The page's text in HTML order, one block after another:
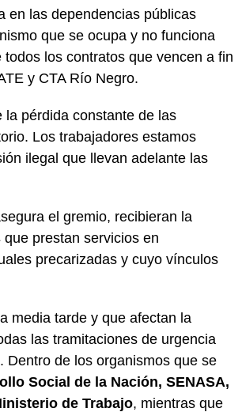
en las dependencias públicas
que se ocupa y no funciona
los contratos que vencen a fin
y CTA Río Negro.
la pérdida constante de las
Los trabajadores estamos
ilegal que llevan adelante las
el gremio, recibieran la
prestan servicios en
precarizadas y cuyo vínculos
media tarde y que afectan la
las tramitaciones de urgencia
Dentro de los organismos que se
Social de la Nación, SENASA,
de Trabajo, mientras que